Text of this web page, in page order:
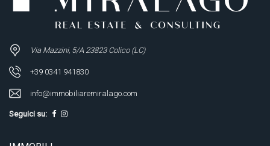
Via Mazzini, 5/A 23823 Colico (LC)
+39 0341 941830
info@immobiliaremiralago.com
Seguici su: